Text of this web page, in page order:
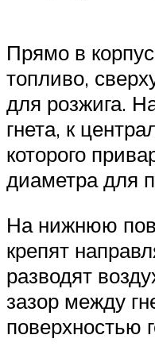
Прямо в
топливо,
для розжига.
гнета, к
которого
диаметра для
На нижнюю
крепят
разводят
зазор между
поверхностью